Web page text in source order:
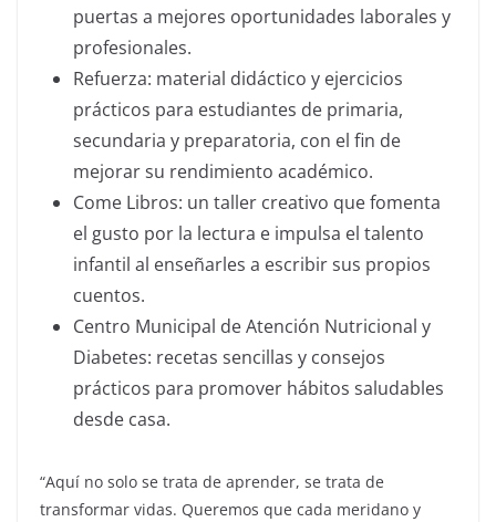
puertas a mejores oportunidades laborales y
profesionales.
Refuerza: material didáctico y ejercicios
prácticos para estudiantes de primaria,
secundaria y preparatoria, con el fin de
mejorar su rendimiento académico.
Come Libros: un taller creativo que fomenta
el gusto por la lectura e impulsa el talento
infantil al enseñarles a escribir sus propios
cuentos.
Centro Municipal de Atención Nutricional y
Diabetes: recetas sencillas y consejos
prácticos para promover hábitos saludables
desde casa.
“Aquí no solo se trata de aprender, se trata de
transformar vidas. Queremos que cada meridano y